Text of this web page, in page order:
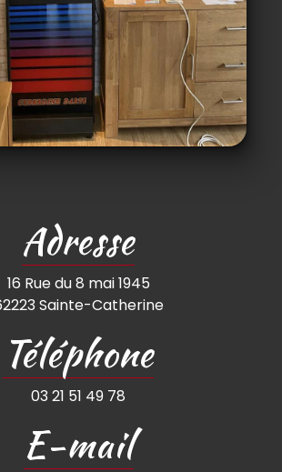
Adresse
16 Rue du 8 mai 1945
Sainte-Catherine
Téléphone
03 21 51 49 78
E-mail